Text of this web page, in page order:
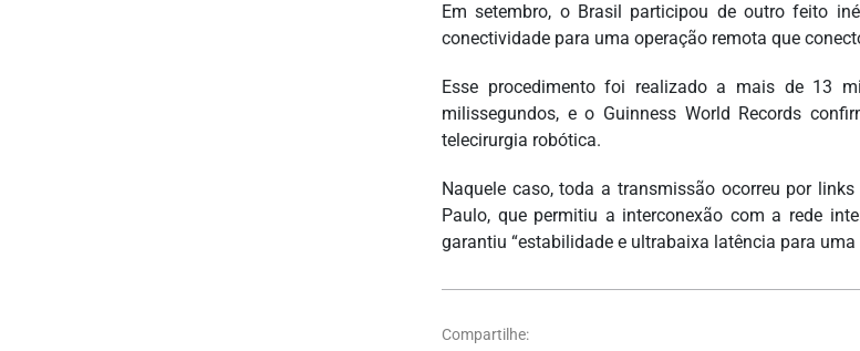
Em setembro, o Brasil participou de outro feito
conectividade para uma operação remota que
Esse procedimento foi realizado a mais de 13
milissegundos, e o Guinness World Records
telecirurgia robótica.
Naquele caso, toda a transmissão ocorreu por
Paulo, que permitiu a interconexão com a rede
garantiu “estabilidade e ultrabaixa latência para
Compartilhe: